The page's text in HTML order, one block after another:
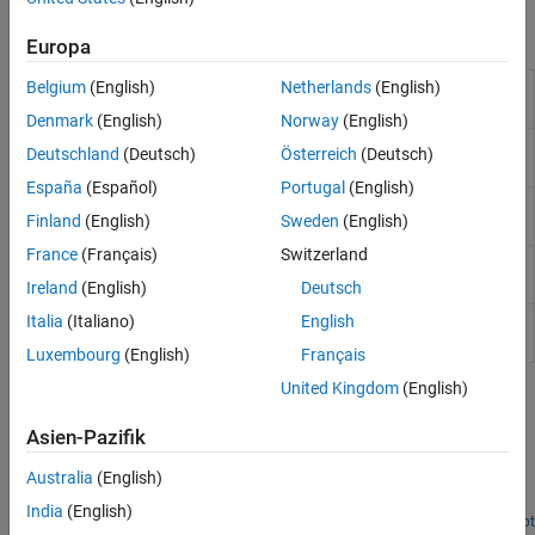
Blocks
Eye
Calculate metrics from eye diagram
Jitter
Measurement
Measure waveform total jitter and estimate
(Since R2026a)
Measurement
Aperture Jitter
Measurement
Measure aperture jitter of periodic signals
Timing
Measure period, frequency, duty cycle, rise
Measure Eye Openings in Simulink
Produce eye diagrams and related metrics for sampled data
systems in Simulink®.
Open Script
Europa
Belgium (English)
Denmark (English)
Deutschland (Deutsch)
España (Español)
Finland (English)
France (Français)
Ireland (English)
Italia (Italiano)
Luxembourg (English)
Netherlands(English)
Norway(English)
Österreich (Deutsch)
Portugal (English)
Sweden (English)
Switzerland
Deutsch
English
Français
United Kingdom(English)
Asien-Pazifik
Australia (English)
India (English)